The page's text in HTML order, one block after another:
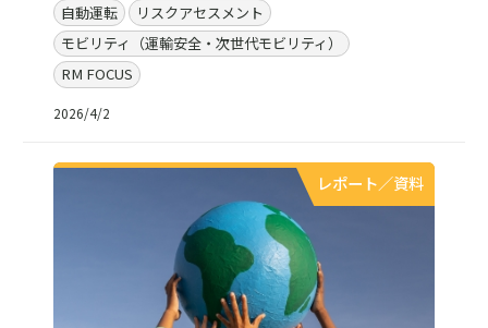
自動運転
リスクアセスメント
モビリティ（運輸安全・次世代モビリティ）
RM FOCUS
2026/4/2
レポート／資料